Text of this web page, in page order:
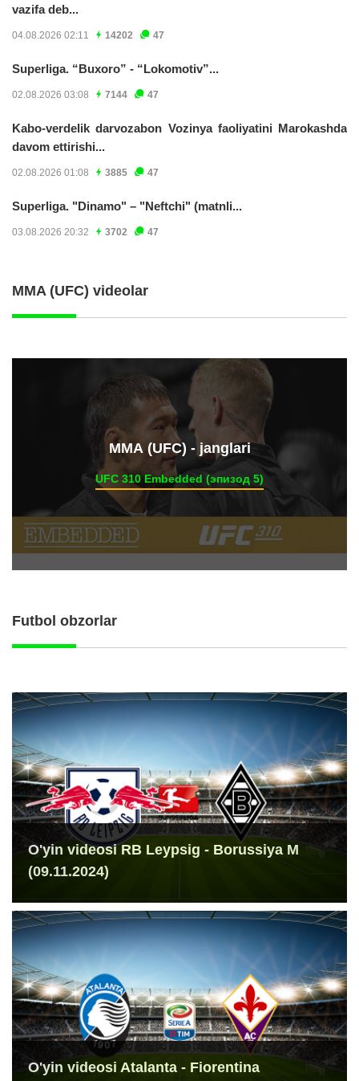
vazifa deb...
04.08.2026 02:11 14202 47
Superliga. “Buxoro” - “Lokomotiv”...
02.08.2026 03:08 7144 47
Kabo-verdelik darvozabon Vozinya faoliyatini Marokashda
davom ettirishi...
02.08.2026 01:08 3885 47
Superliga. "Dinamo" – "Neftchi" (matnli...
03.08.2026 20:32 3702 47
MMA (UFC) videolar
ММА (UFC) - janglari
UFC 310 Embedded (эпизод 5)
Futbol obzorlar
O'yin videosi RB Leypsig - Borussiya M
(09.11.2024)
O'yin videosi Atalanta - Fiorentina